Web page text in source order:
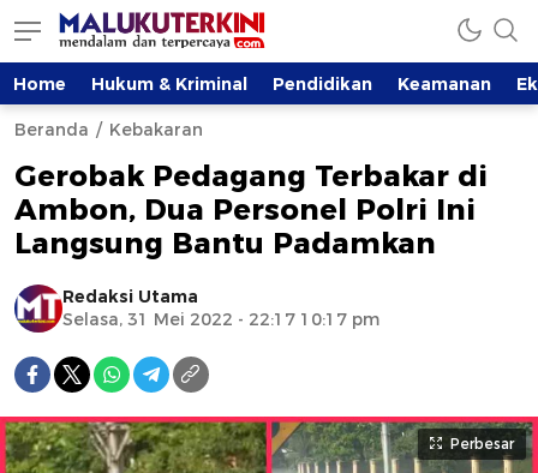
Home Hukum & Kriminal Pendidikan Keamanan
Beranda Kebakaran
Gerobak Pedagang Terbakar di
Ambon, Dua Personel Polri Ini
Langsung Bantu Padamkan
Redaksi Utama
Selasa, 31 Mei 2022 - 22:17 10:17 pm
Perbesar